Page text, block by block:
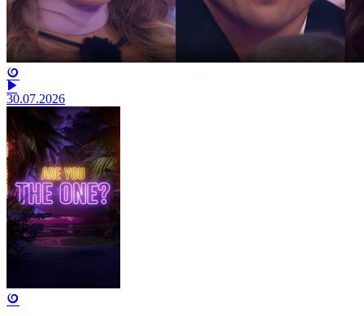
30.07.2026